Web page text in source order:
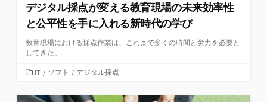
デジタル採点が変える教育現場の未来効率性
と公平性を手に入れる新時代の学び
教育現場における採点作業は、これまで多くの時間と労力を必要と
してきた。
カ
ゴ
IT / ソフト / デジタル採点